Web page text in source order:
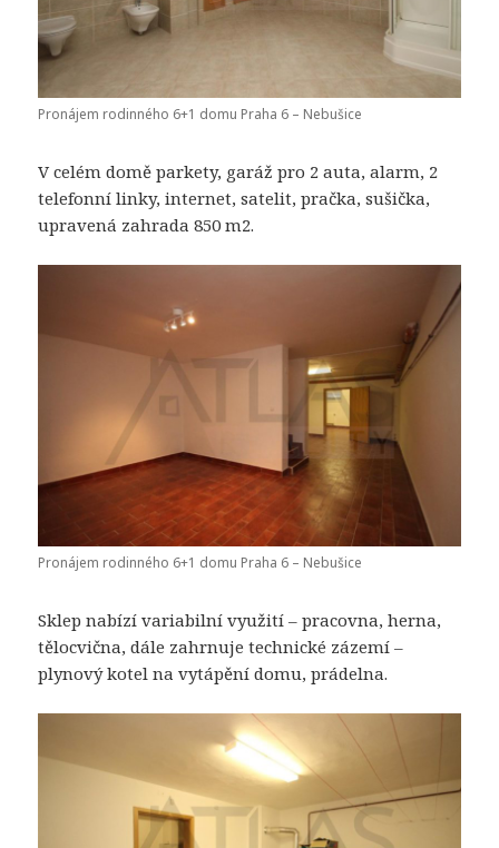
Pronájem rodinného 6+1 domu Praha 6 – Nebušice
V celém domě parkety, garáž pro 2 auta, alarm, 2
telefonní linky, internet, satelit, pračka, sušička,
upravená zahrada 850 m2.
Pronájem rodinného 6+1 domu Praha 6 – Nebušice
Sklep nabízí variabilní využití – pracovna, herna,
tělocvična, dále zahrnuje technické zázemí –
plynový kotel na vytápění domu, prádelna.